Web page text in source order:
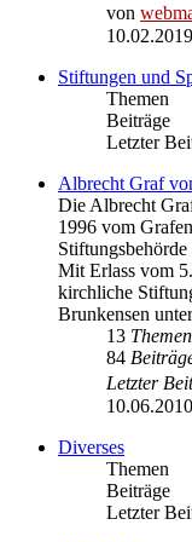
von
Stiftungen und
Themen
Beiträge
Letzter
Albrecht Graf
Die Albrecht
1996 vom
Stiftungsbehörde
Mit Erlass vom
kirchliche
Brunkensen
13 Themen
84
Letzter
Diverses
Themen
Beiträge
Letzter